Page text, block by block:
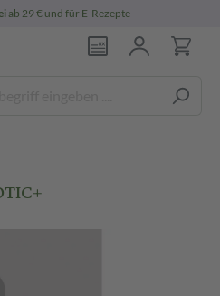
ab 29 € und für E-Rezepte